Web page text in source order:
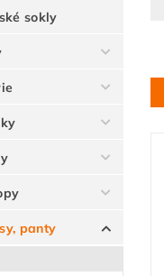
sokly
panty